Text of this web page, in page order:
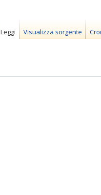
Leggi Visualizza sorgente